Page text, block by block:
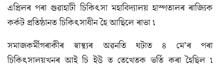
এপ্ৰিলৰ পৰা গুৱাহাটী চিকিৎসা মহাবিদ্যালয় হাস্পতালৰ ৰাজ্যিক
কৰ্কট প্ৰতিষ্ঠানত চিকিৎসাধীন হৈ আছিলে ৰাভা ৷
সমাজকৰ্মীগৰাকীৰ স্বাস্থ্যৰ অৱনতি ঘটাত ৪ মে’ৰ পৰা
চিকিৎসালয়খনৰ আই চি ইউ ত তেখেতক ভৰ্তি কৰা হৈছিল ৷